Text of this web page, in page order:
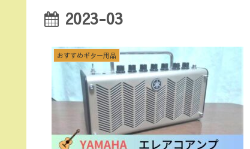
2023-03
おすすめギター用品